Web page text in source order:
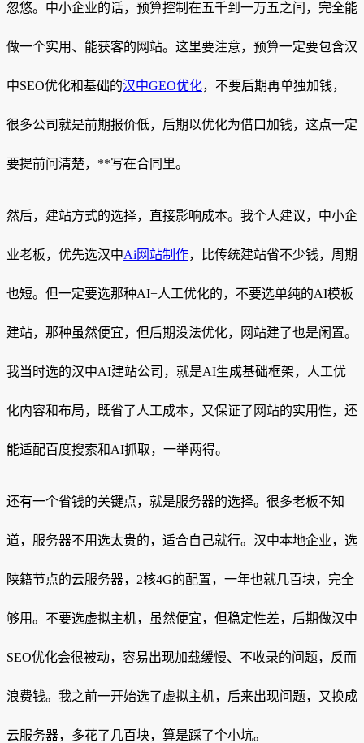
忽悠。中小企业的话，预算控制在五千到一万五之间，完全能
做一个实用、能获客的网站。这里要注意，预算一定要包含汉
中SEO优化和基础的汉中GEO优化，不要后期再单独加钱，
很多公司就是前期报价低，后期以优化为借口加钱，这点一定
要提前问清楚，**写在合同里。
然后，建站方式的选择，直接影响成本。我个人建议，中小企
业老板，优先选汉中Ai网站制作，比传统建站省不少钱，周期
也短。但一定要选那种AI+人工优化的，不要选单纯的AI模板
建站，那种虽然便宜，但后期没法优化，网站建了也是闲置。
我当时选的汉中AI建站公司，就是AI生成基础框架，人工优
化内容和布局，既省了人工成本，又保证了网站的实用性，还
能适配百度搜索和AI抓取，一举两得。
还有一个省钱的关键点，就是服务器的选择。很多老板不知
道，服务器不用选太贵的，适合自己就行。汉中本地企业，选
陕籍节点的云服务器，2核4G的配置，一年也就几百块，完全
够用。不要选虚拟主机，虽然便宜，但稳定性差，后期做汉中
SEO优化会很被动，容易出现加载缓慢、不收录的问题，反而
浪费钱。我之前一开始选了虚拟主机，后来出现问题，又换成
云服务器，多花了几百块，算是踩了个小坑。